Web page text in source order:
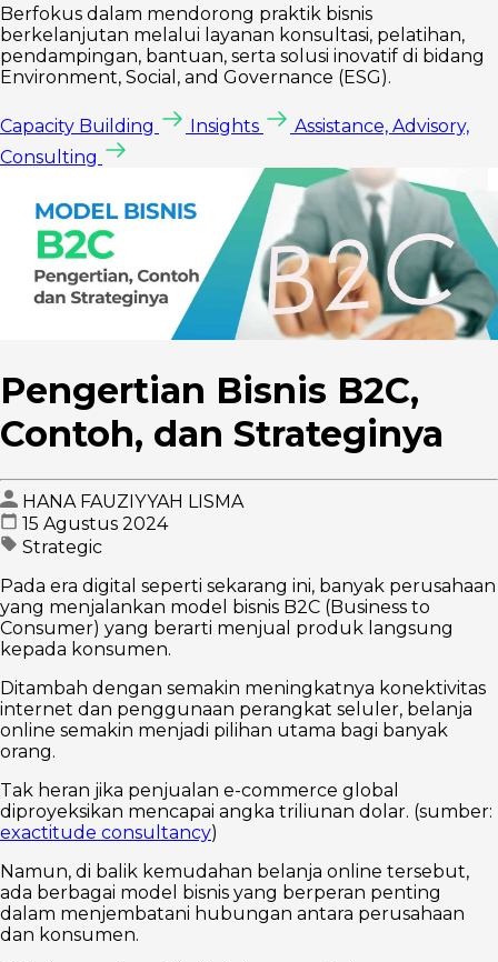
Berfokus dalam mendorong praktik bisnis
berkelanjutan melalui layanan konsultasi, pelatihan,
pendampingan, bantuan, serta solusi inovatif di bidang
Environment, Social, and Governance (ESG).
Capacity Building Insights
Assistance, Advisory,
Consulting
Pengertian Bisnis B2C,
Contoh, dan Strateginya
HANA FAUZIYYAH LISMA
15 Agustus 2024
Strategic
Pada era digital seperti sekarang ini, banyak perusahaan
yang menjalankan model bisnis B2C (Business to
Consumer) yang berarti menjual produk langsung
kepada konsumen.
Ditambah dengan semakin meningkatnya konektivitas
internet dan penggunaan perangkat seluler, belanja
online semakin menjadi pilihan utama bagi banyak
orang.
Tak heran jika penjualan e-commerce global
diproyeksikan mencapai angka triliunan dolar. (sumber:
exactitude consultancy)
Namun, di balik kemudahan belanja online tersebut,
ada berbagai model bisnis yang berperan penting
dalam menjembatani hubungan antara perusahaan
dan konsumen.